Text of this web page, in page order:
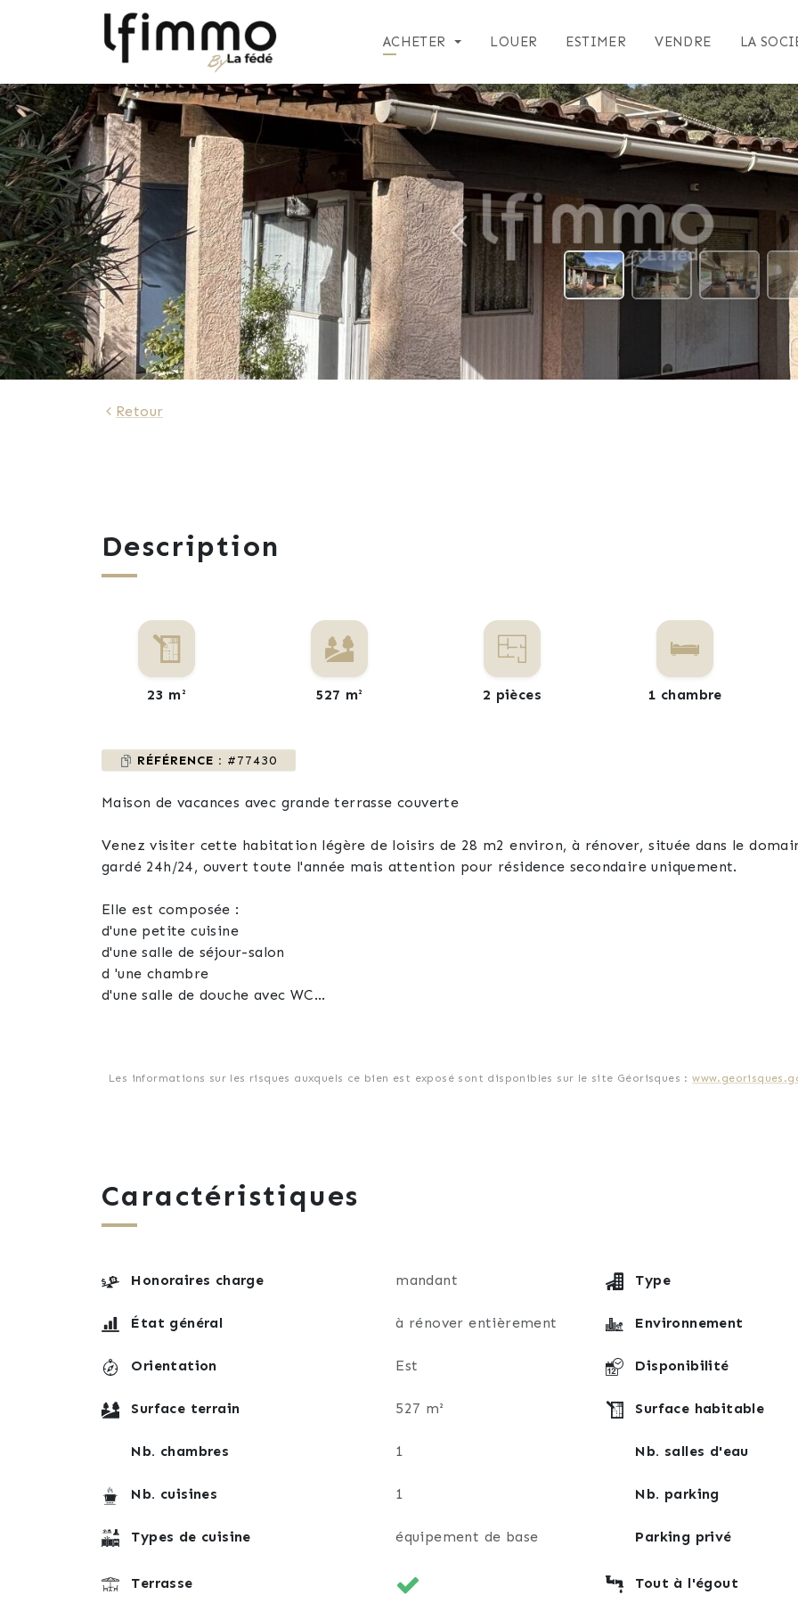
ACHETER LOUER ESTIMER VENDRE LA
388 €
Retour
Description
23 m² 527 m² 2 pièces 1 chambre
RÉFÉRENCE : #77430
Maison de vacances avec grande terrasse couverte
Venez visiter cette habitation légère de loisirs de 28 m2 environ, à rénover, située dans le
gardé 24h/24, ouvert toute l'année mais attention pour résidence secondaire uniquement.
Elle est composée :
d'une petite cuisine
d'une salle de séjour-salon
d 'une chambre
d'une salle de douche avec WC
extérieur à rénover, deux piscines collectives ouvertes en été, 3 tennis, boulodrome, faibles
Les informations sur les risques auxquels ce bien est exposé sont disponibles sur le site Géorisques :
Caractéristiques
Honoraires charge mandant Type
État général à rénover entièrement Environnement
Orientation Est Disponibilité
Surface terrain 527 m² Surface habitable
Nb. chambres 1 Nb. salles d'eau
Nb. cuisines 1 Nb. parking
Types de cuisine équipement de base Parking privé
Terrasse Tout à l'égout